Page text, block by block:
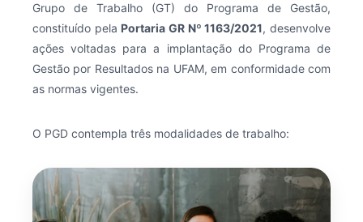
Grupo de Trabalho (GT) do Programa de Gestão,
constituído pela Portaria GR Nº 1163/2021, desenvolve
ações voltadas para a implantação do Programa de
Gestão por Resultados na UFAM, em conformidade com
as normas vigentes.
O PGD contempla três modalidades de trabalho: